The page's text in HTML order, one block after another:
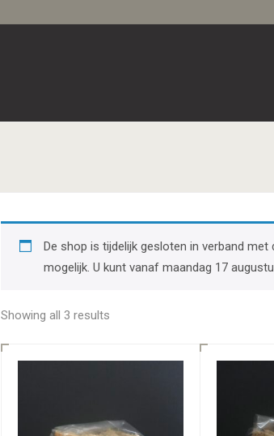
De shop is tijdelijk gesloten in verband
mogelijk. U kunt vanaf maandag 17
Showing all 3 results